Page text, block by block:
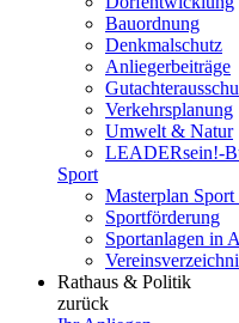
Bauordnung
Denkmalschutz
Anliegerbeiträge
Verkehrsplanung
Umwelt & Natur
LEADERsein!-
Sport
Masterplan
Sportförderung
Sportanlagen in
Rathaus & Politik
zurück